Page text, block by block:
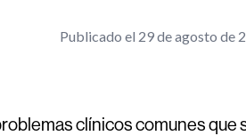
Publicado el 29 de agosto de
clínicos comunes que